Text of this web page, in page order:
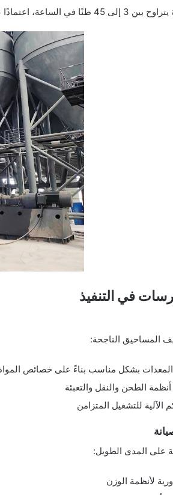
الساعة، اعتمادًا على النموذج.
في التنفيذ
المساحيق الناجحة:
بشكل مناسب بناءً على خصائص
أنظمة الطحن والنقل والتعبئة
الآلية للتشغيل المتزامن
على المدى الطويل:
لأنظمة الوزن